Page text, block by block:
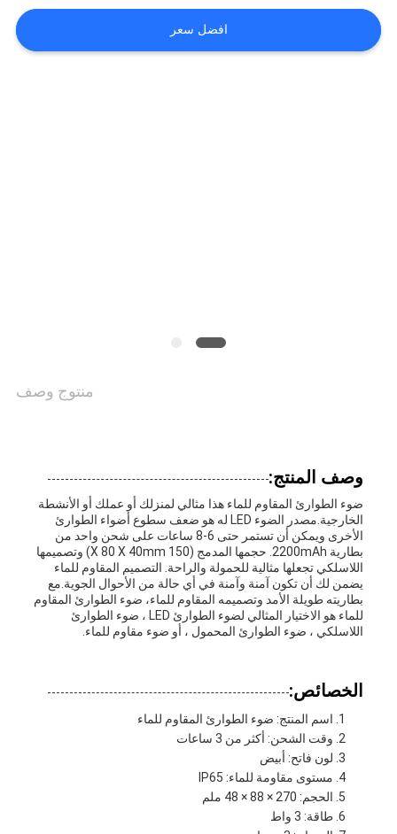
SITEMAP
افضل سعر
منتوج وصف
وصف المنتج:
ضوء الطوارئ المقاوم للماء هذا مثالي لمنزلك أو عملك أو الأنشطة
الخارجية.مصدر الضوء LED له هو ضعف سطوع أضواء الطوارئ
الأخرى ويمكن أن تستمر حتى 6-8 ساعات على شحن واحد من
بطارية 2200mAh. حجمها المدمج (150 X 80 X 40mm) وتصميمها
اللاسلكي تجعلها مثالية للحمولة والراحة. التصميم المقاوم للماء
يضمن لك أن تكون آمنة وآمنة في أي حالة من الأحوال الجوية.مع
بطاريته طويلة الأمد وتصميمه المقاوم للماء، ضوء الطوارئ المقاوم
للماء هو الاختيار المثالي لضوء الطوارئ LED ، ضوء الطوارئ
اللاسلكي ، ضوء الطوارئ المحمول ، أو ضوء مقاوم للماء.
الخصائص:
اسم المنتج: ضوء الطوارئ المقاوم للماء
وقت الشحن: أكثر من 3 ساعات
لون فاتح: أبيض
مستوى مقاومة للماء: IP65
الحجم: 270 × 88 × 48 ملم
طاقة: 3 واط